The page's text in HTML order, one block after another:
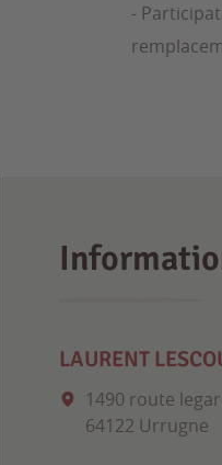
-
LAURENT
1490 route
64122 Urrugne